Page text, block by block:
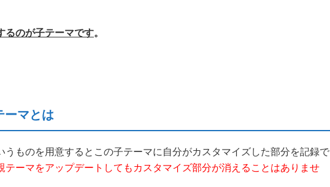
るのが子テーマです。
ーマとは
うものを用意するとこの子テーマに自分がカスタマイズした部分を記録で
テーマをアップデートしてもカスタマイズ部分が消えることはありませ